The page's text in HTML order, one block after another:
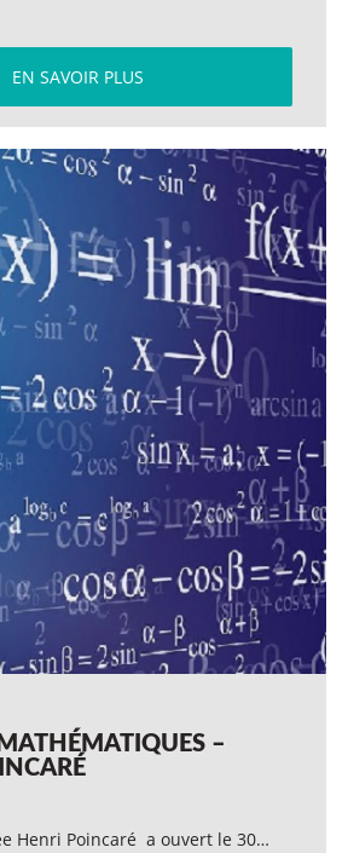
EN SAVOIR PLUS
–
Henri Poincaré a ouvert le 30…